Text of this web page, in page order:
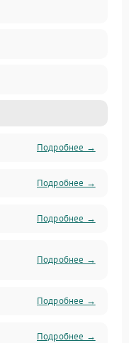
Подробнее →
Подробнее →
Подробнее →
Подробнее →
Подробнее →
Подробнее →